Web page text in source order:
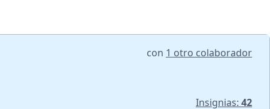
con 1 otro colaborador
Insignias: 42